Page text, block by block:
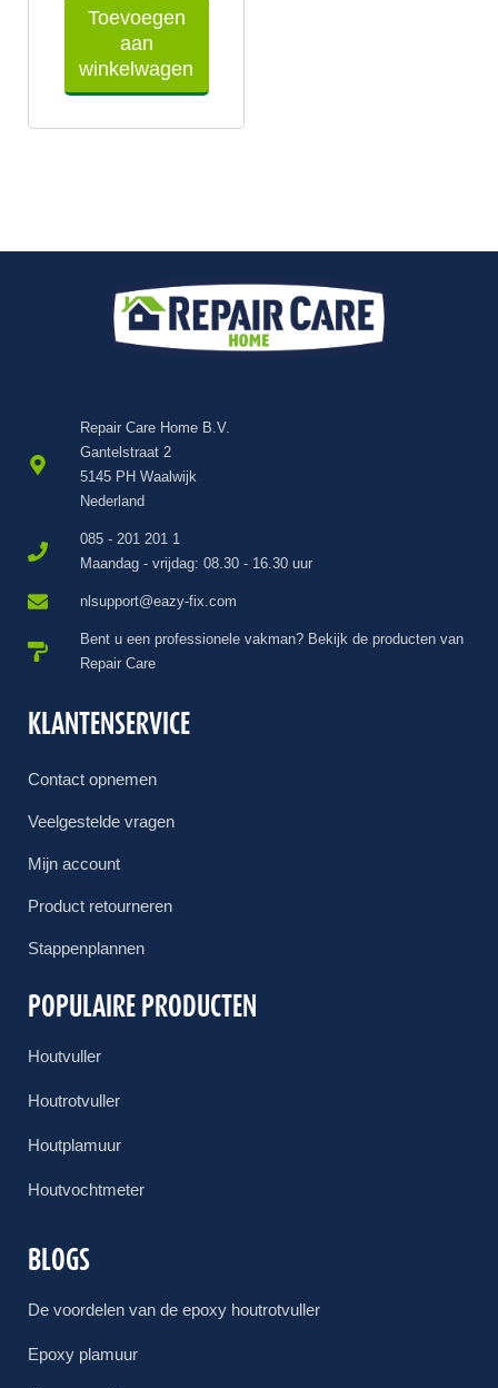
Toevoegen
aan
winkelwagen
Repair Care Home B.V.
Gantelstraat 2
5145 PH Waalwijk
Nederland
085 - 201 201 1
Maandag - vrijdag: 08.30 - 16.30 uur
nlsupport@eazy-fix.com
Bent u een professionele vakman? Bekijk de producten van
Repair Care
KLANTENSERVICE
Contact opnemen
Veelgestelde vragen
Mijn account
Product retourneren
Stappenplannen
POPULAIRE PRODUCTEN
Houtvuller
Houtrotvuller
Houtplamuur
Houtvochtmeter
BLOGS
De voordelen van de epoxy houtrotvuller
Epoxy plamuur